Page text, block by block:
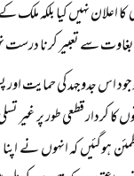
نہیں کیا بلکہ
سے تعبیر کرنا
اس جدوجہد کی حمایت اور
کردار قطعی طور پر غیر
ہوگئیں کہ انہوں نے